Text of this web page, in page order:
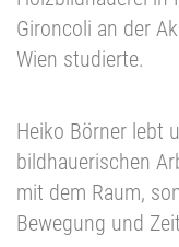
Gironcoli an der
Wien studierte.
Heiko Börner lebt
bildhauerischen
mit dem Raum,
Bewegung und